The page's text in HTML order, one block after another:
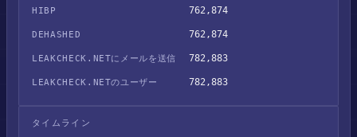
HIBP
762,874
DEHASHED 762,874
LEAKCHECK.NETにメールを送信 782,883
LEAKCHECK.NETのユーザー 782,883
タイムライン